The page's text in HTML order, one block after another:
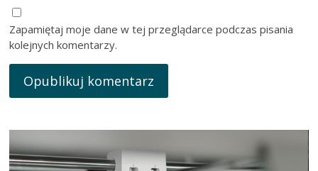
Zapamiętaj moje dane w tej przeglądarce podczas pisania
kolejnych komentarzy.